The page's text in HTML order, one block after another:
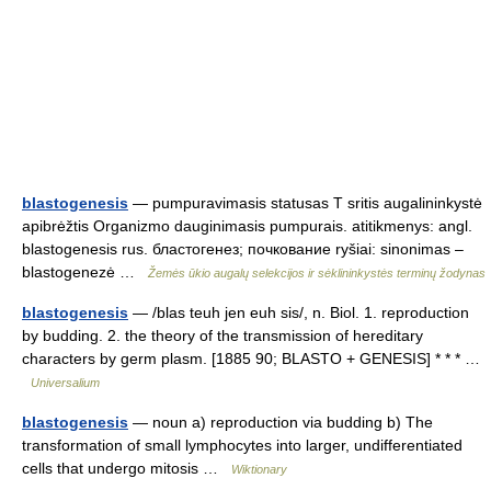
blastogenesis — pumpuravimasis statusas T sritis augalininkystė
apibrėžtis Organizmo dauginimasis pumpurais. atitikmenys: angl.
blastogenesis rus. бластогенез; почкование ryšiai: sinonimas –
blastogenezė …
Žemės ūkio augalų selekcijos ir sėklininkystės terminų žodynas
blastogenesis — /blas teuh jen euh sis/, n. Biol. 1. reproduction
by budding. 2. the theory of the transmission of hereditary
characters by germ plasm. [1885 90; BLASTO + GENESIS] * * * …
Universalium
blastogenesis — noun a) reproduction via budding b) The
transformation of small lymphocytes into larger, undifferentiated
cells that undergo mitosis …
Wiktionary